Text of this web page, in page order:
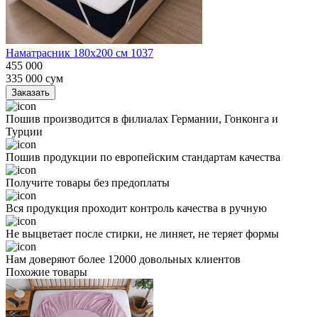
Наматрасник 180х200 см 1037
455 000
335 000 сум
Заказать
Пошив производится в филиалах Германии, Гонконга и
Турции
Пошив продукции по европейским стандартам качества
Получите товары без предоплаты
Вся продукция проходит контроль качества в ручную
Не выцветает после стирки, не линяет, не теряет формы
Нам доверяют более 12000 довольных клиентов
Похожие товары